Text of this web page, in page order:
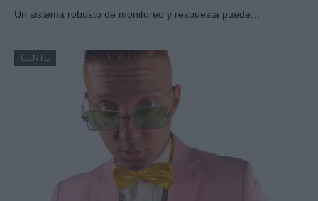
Un sistema robusto de monitoreo y respuesta puede…
GENTE